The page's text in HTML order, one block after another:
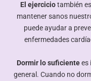
El ejerciciotambién
mantener sanos
puede ayudar a
enfermedades
Dormir lo suficientees
general. Cuando no